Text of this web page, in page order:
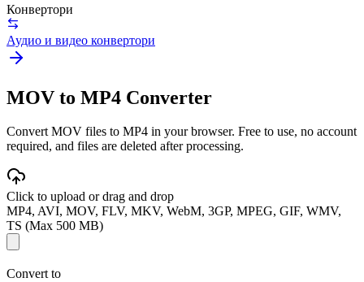
Конвертори
Аудио и видео конвертори
MOV to MP4 Converter
Convert MOV files to MP4 in your browser. Free to use, no account
required, and files are deleted after processing.
Click to upload or drag and drop
MP4, AVI, MOV, FLV, MKV, WebM, 3GP, MPEG, GIF, WMV,
TS (Max 500 MB)
Convert to